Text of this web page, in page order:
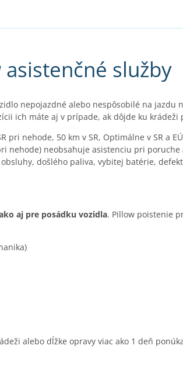
asistenčné služby
nepojazdné alebo nespôsobilé na jazdu
ich máte aj v prípade, ak dôjde ku krádeži
nehode, 50 km v SR, Optimálne v SR a
nehode) neobsahuje asistenciu pri
došlého paliva, vybitej batérie,
aj pre posádku vozidla. Pillow poistenie
alebo dĺžke opravy viac ako 1 deň